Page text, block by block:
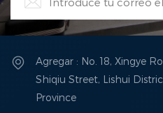
Agregar : No. 18, Xingye
Shiqiu Street, Lishui
Province